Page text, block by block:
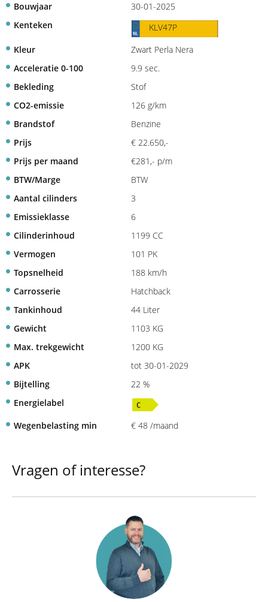
Bouwjaar
30-01-2025
Kenteken
KLV47P
Kleur
Zwart Perla Nera
Acceleratie 0-100
9.9 sec.
Bekleding
Stof
CO2-emissie
126 g/km
Brandstof
Benzine
Prijs
€ 22.650,-
Prijs per maand
€281,- p/m
BTW/Marge
BTW
Aantal cilinders
3
Emissieklasse
6
Cilinderinhoud
1199 CC
Vermogen
101 PK
Topsnelheid
188 km/h
Carrosserie
Hatchback
Tankinhoud
44 Liter
Gewicht
1103 KG
Max. trekgewicht
1200 KG
APK
tot 30-01-2029
Bijtelling
22 %
Energielabel
Wegenbelasting min
€ 48 /maand
Vragen of interesse?